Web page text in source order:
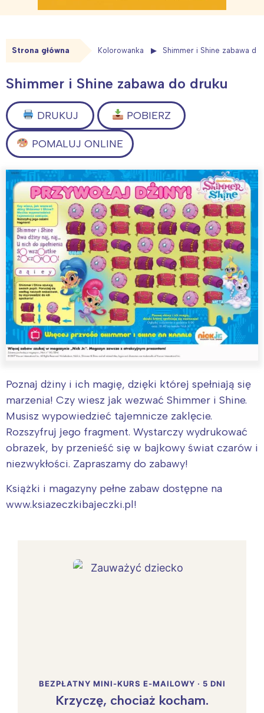
Strona główna Kolorowanka Shimmer i Shine zabawa do
Shimmer i Shine zabawa do druku
DRUKUJ POBIERZ
POMALUJ ONLINE
Poznaj dżiny i ich magię, dzięki której spełniają się
marzenia! Czy wiesz jak wezwać Shimmer i Shine.
Musisz wypowiedzieć tajemnicze zaklęcie.
Rozszyfruj jego fragment. Wystarczy wydrukować
obrazek, by przenieść się w bajkowy świat czarów i
niezwykłości. Zapraszamy do zabawy!
Książki i magazyny pełne zabaw dostępne na
www.ksiazeczkibajeczki.pl!
BEZPŁATNY MINI-KURS E-MAILOWY · 5 DNI
Krzyczę, chociaż kocham.